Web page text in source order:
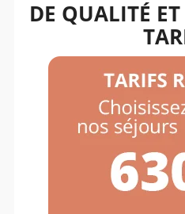
Trier parNom
Montrer36 produits
DE QUALITÉ